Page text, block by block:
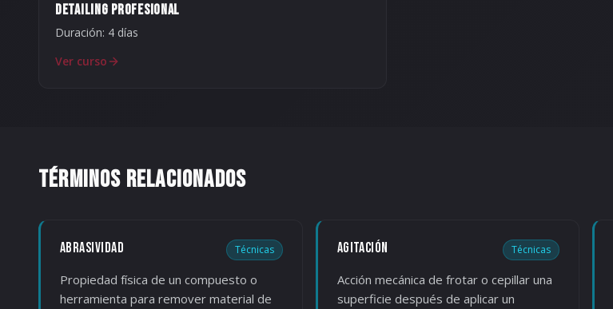
DETAILING PROFESIONAL
Duración: 4 días
Ver curso
TÉRMINOS RELACIONADOS
ABRASIVIDAD Técnicas
Propiedad física de un compuesto o
herramienta para remover material de
AGITACIÓN Técnicas
Acción mecánica de frotar o cepillar una
superficie después de aplicar un